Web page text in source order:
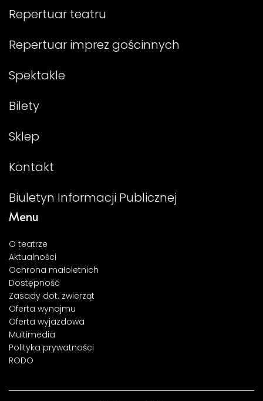
Repertuar teatru
Repertuar imprez gościnnych
Spektakle
Bilety
Sklep
Kontakt
Biuletyn Informacji Publicznej
Menu
O teatrze
Aktualności
Ochrona małoletnich
Dostępność
Zasady dot. zwierząt
Oferta wynajmu
Oferta wyjazdowa
Multimedia
Polityka prywatności
RODO